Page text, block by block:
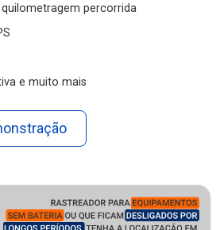
percorrida
e muito mais